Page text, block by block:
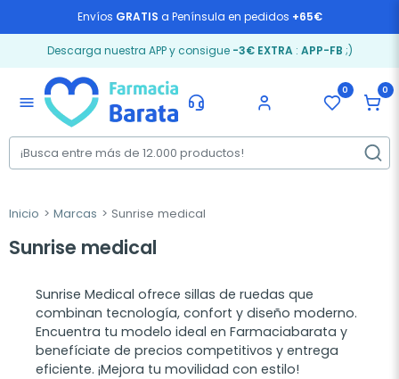
Envíos GRATIS a Península en pedidos +65€
Descarga nuestra APP y consigue -3€ EXTRA: APP-FB ;)
menu
0 0
Inicio Marcas Sunrise medical
Sunrise medical
Sunrise Medical ofrece sillas de ruedas que
combinan tecnología, confort y diseño moderno.
Encuentra tu modelo ideal en Farmaciabarata y
benefíciate de precios competitivos y entrega
eficiente. ¡Mejora tu movilidad con estilo!